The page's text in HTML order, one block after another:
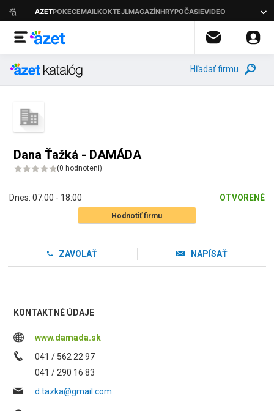
Hľadať firmu
Dana Ťažká - DAMÁDA
(0 hodnotení)
Dnes: 07:00 - 18:00 OTVORENÉ
Hodnotiť firmu
ZAVOLAŤ NAPÍSAŤ
KONTAKTNÉ ÚDAJE
www.damada.sk
041 / 562 22 97
041 / 290 16 83
d.tazka@gmail.com